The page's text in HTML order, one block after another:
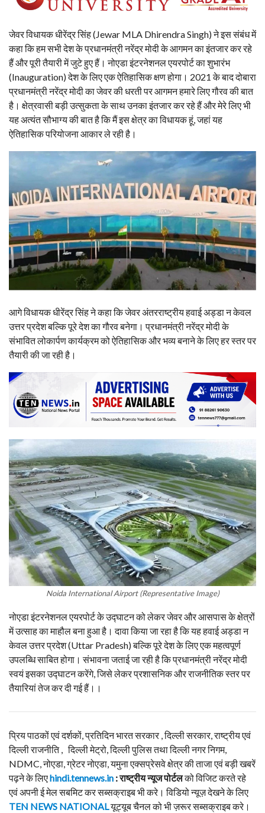
जेवर विधायक धीरेंद्र सिंह (Jewar MLA Dhirendra Singh) ने इस संबंध में
कहा कि हम सभी देश के प्रधानमंत्री नरेंद्र मोदी के आगमन का इंतजार कर रहे
हैं और पूरी तैयारी में जुटे हुए हैं। नोएडा इंटरनेशनल एयरपोर्ट का शुभारंभ
(Inauguration) देश के लिए एक ऐतिहासिक क्षण होगा। 2021 के बाद दोबारा
प्रधानमंत्री नरेंद्र मोदी का जेवर की धरती पर आगमन हमारे लिए गौरव की बात
है। क्षेत्रवासी बड़ी उत्सुकता के साथ उनका इंतजार कर रहे हैं और मेरे लिए भी
यह अत्यंत सौभाग्य की बात है कि मैं इस क्षेत्र का विधायक हूं, जहां यह
ऐतिहासिक परियोजना आकार ले रही है।
आगे विधायक धीरेंद्र सिंह ने कहा कि जेवर अंतरराष्ट्रीय हवाई अड्डा न केवल
उत्तर प्रदेश बल्कि पूरे देश का गौरव बनेगा। प्रधानमंत्री नरेंद्र मोदी के
संभावित लोकार्पण कार्यक्रम को ऐतिहासिक और भव्य बनाने के लिए हर स्तर पर
तैयारी की जा रही है।
Noida International Airport (Representative Image)
नोएडा इंटरनेशनल एयरपोर्ट के उद्घाटन को लेकर जेवर और आसपास के क्षेत्रों
में उत्साह का माहौल बना हुआ है। दावा किया जा रहा है कि यह हवाई अड्डा न
केवल उत्तर प्रदेश (Uttar Pradesh) बल्कि पूरे देश के लिए एक महत्वपूर्ण
उपलब्धि साबित होगा। संभावना जताई जा रही है कि प्रधानमंत्री नरेंद्र मोदी
स्वयं इसका उद्घाटन करेंगे, जिसे लेकर प्रशासनिक और राजनीतिक स्तर पर
तैयारियां तेज कर दी गई हैं।।
प्रिय पाठकों एवं दर्शकों, प्रतिदिन भारत सरकार , दिल्ली सरकार, राष्ट्रीय एवं
दिल्ली राजनीति , दिल्ली मेट्रो, दिल्ली पुलिस तथा दिल्ली नगर निगम,
NDMC, नोएडा, ग्रेटर नोएडा, यमुना एक्सप्रेसवे क्षेत्र की ताजा एवं बड़ी खबरें
पढ़ने के लिएhindi.tennews.in : राष्ट्रीय न्यूज पोर्टलको विजिट करते रहे
एवं अपनी ई मेल सबमिट कर सब्सक्राइब भी करे। विडियो न्यूज़ देखने के लिए
TEN NEWS NATIONALयूट्यूब चैनल को भी ज़रूर सब्सक्राइब करे।